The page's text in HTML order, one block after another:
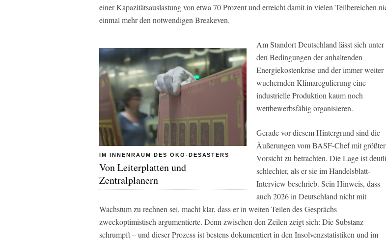
einer Kapazitätsauslastung von etwa 70 Prozent und erreicht damit in vielen Teilbereichen
einmal mehr den notwendigen Breakeven.
IM INNENRAUM DES ÖKO-DESASTERS
Von Leiterplatten und
Zentralplanern
Am Standort Deutschland lässt sich unter
den Bedingungen der anhaltenden
Energiekostenkrise und der immer weiter
wuchernden Klimaregulierung eine
industrielle Produktion kaum noch
wettbewerbsfähig organisieren.
Gerade vor diesem Hintergrund sind die
Äußerungen vom BASF-Chef mit größter
Vorsicht zu betrachten. Die Lage ist
schlechter, als er sie im Handelsblatt-
Interview beschrieb. Sein Hinweis, dass
auch 2026 in Deutschland nicht mit
Wachstum zu rechnen sei, macht klar, dass er in weiten Teilen des Gesprächs
zweckoptimistisch argumentierte. Denn zwischen den Zeilen zeigt sich: Die Substanz
schrumpft – und dieser Prozess ist bestens dokumentiert in den Insolvenzstatistiken und im